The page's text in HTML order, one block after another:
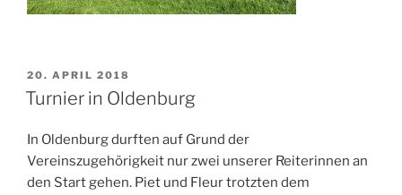
VERÖFFENTLICHT
AM
20. APRIL 2018
Turnier in Oldenburg
In Oldenburg durften auf Grund der
Vereinszugehörigkeit nur zwei unserer Reiterinnen an
den Start gehen. Piet und Fleur trotzten dem